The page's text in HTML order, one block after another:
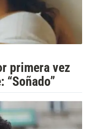
primera vez
“Soñado”